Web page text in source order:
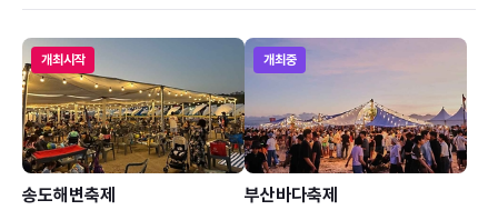
개최시작
송도해변축제
개최중
부산바다축제